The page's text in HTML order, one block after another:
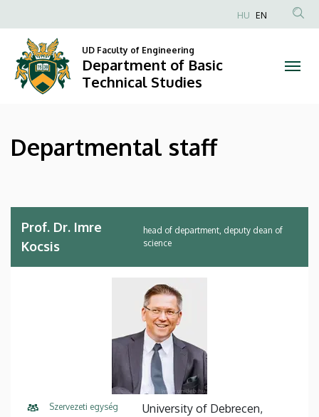
staff
Department
Basic
Studies
to
content
Anonim
fiók
HU EN
UD Faculty of Engineering
Department of Basic
Technical Studies
Departmental staff
Prof. Dr. Imre
Kocsis
head of department, deputy dean of
science
Szervezeti egység
University of Debrecen,